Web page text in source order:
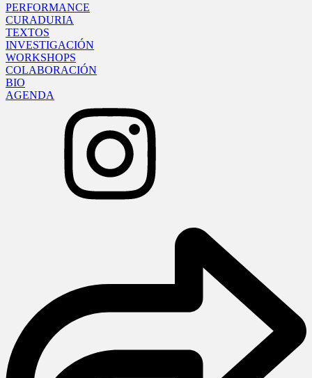
PERFORMANCE
CURADURIA
TEXTOS
INVESTIGACIÓN
WORKSHOPS
COLABORACIÓN
BIO
AGENDA